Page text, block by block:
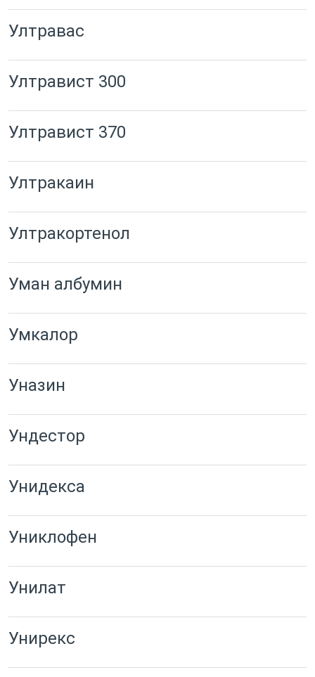
Ултравас
Ултравист 300
Ултравист 370
Ултракаин
Ултракортенол
Уман албумин
Умкалор
Уназин
Ундестор
Унидекса
Униклофен
Унилат
Унирекс